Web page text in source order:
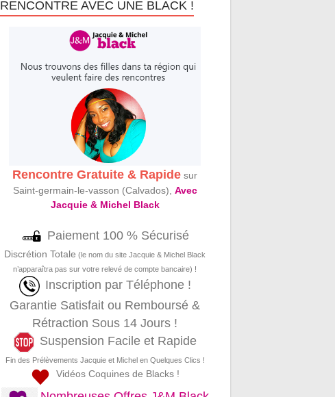
RENCONTRE AVEC UNE BLACK !
Rencontre Gratuite & Rapide sur
Saint-germain-le-vasson (Calvados), Avec
Jacquie & Michel Black
Paiement 100 % Sécurisé
Discrétion Totale (le nom du site Jacquie & Michel Black
n’apparaîtra pas sur votre relevé de compte bancaire) !
Inscription par Téléphone !
Garantie Satisfait ou Remboursé &
Rétraction Sous 14 Jours !
Suspension Facile et Rapide
Fin des Prélèvements Jacquie et Michel en Quelques Clics !
Vidéos Coquines de Blacks !